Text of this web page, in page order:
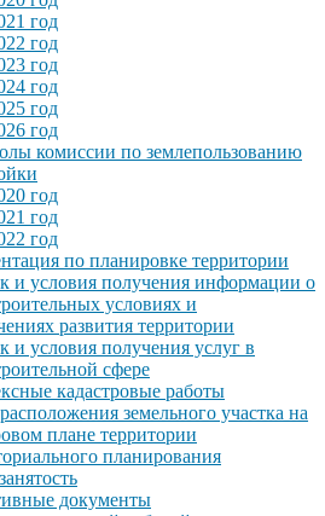
год
год
год
год
год
год
комиссии по землепользованию
год
год
год
по планировке территории
и условия получения информации о
условиях и
развития территории
и условия получения услуг в
сфере
кадастровые работы
земельного участка на
плане территории
планирования
документы